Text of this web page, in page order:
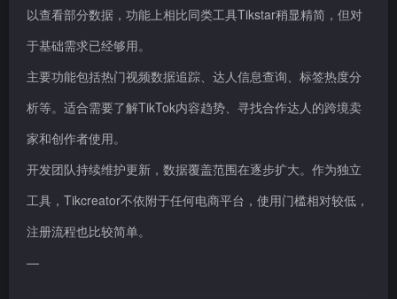
以查看部分数据，功能上相比同类工具Tikstar稍显精简，但对
于基础需求已经够用。
主要功能包括热门视频数据追踪、达人信息查询、标签热度分
析等。适合需要了解TikTok内容趋势、寻找合作达人的跨境卖
家和创作者使用。
开发团队持续维护更新，数据覆盖范围在逐步扩大。作为独立
工具，Tikcreator不依附于任何电商平台，使用门槛相对较低，
注册流程也比较简单。
—